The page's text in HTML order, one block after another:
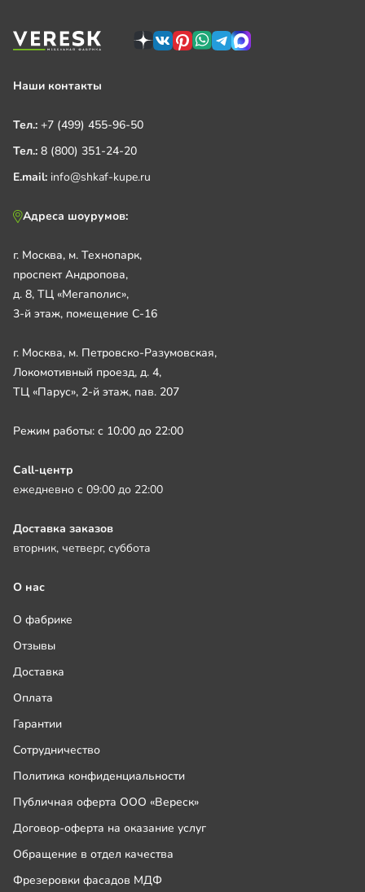
Наши контакты
Тел.: +7 (499) 455-96-50
Тел.: 8 (800) 351-24-20
E.mail: info@shkaf-kupe.ru
Адреса шоурумов:
г. Москва, м. Технопарк,
проспект Андропова,
д. 8, ТЦ «Мегаполис»,
3-й этаж, помещение С-16
г. Москва, м. Петровско-Разумовская,
Локомотивный проезд, д. 4,
ТЦ «Парус», 2-й этаж, пав. 207
Режим работы: с 10:00 до 22:00
Call-центр
ежедневно с 09:00 до 22:00
Доставка заказов
вторник, четверг, суббота
О нас
О фабрике
Отзывы
Доставка
Оплата
Гарантии
Сотрудничество
Политика конфиденциальности
Публичная оферта ООО «Вереск»
Договор-оферта на оказание услуг
Обращение в отдел качества
Фрезеровки фасадов МДФ